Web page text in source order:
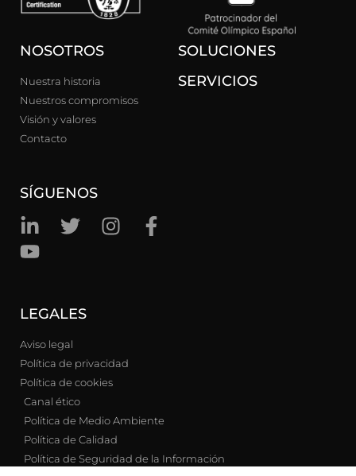
NOSOTROS
Nuestra historia
Nuestros compromisos
Visión y valores
Contacto
SÍGUENOS
SOLUCIONES
SERVICIOS
LEGALES
Aviso legal
Política de privacidad
Política de cookies
Canal ético
Política de Medio Ambiente
Política de Calidad
Política de Seguridad de la Información